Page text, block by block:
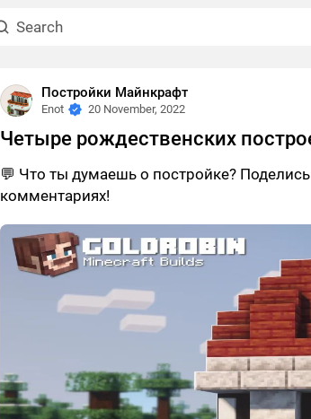
Постройки Майнкрафт
Enot 20 November, 2022
Четыре рождественских
💬 Что ты думаешь о постройке?
комментариях!